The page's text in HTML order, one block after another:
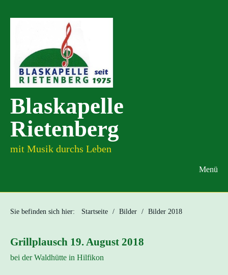
Blaskapelle
Rietenberg
mit Musik durchs Leben
Menü
Sie befinden sich hier: Startseite / Bilder / Bilder 2018
Grillplausch 19. August 2018
bei der Waldhütte in Hilfikon